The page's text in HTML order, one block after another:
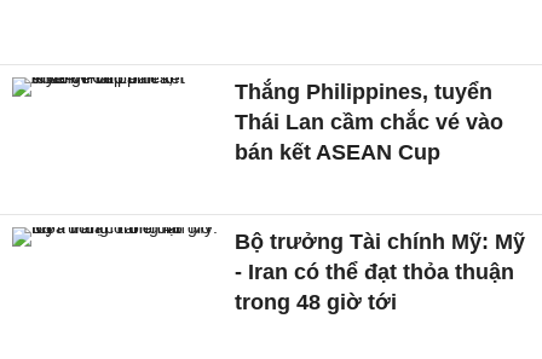
Thắng Philippines, tuyển
Thái Lan cầm chắc vé vào
bán kết ASEAN Cup
Bộ trưởng Tài chính Mỹ: Mỹ
- Iran có thể đạt thỏa thuận
trong 48 giờ tới